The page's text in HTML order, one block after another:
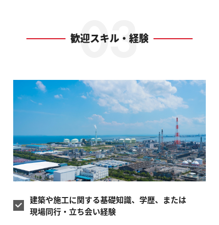
歓迎スキル・経験
建築や施工に関する基礎知識、学歴、または
現場同行・立ち会い経験